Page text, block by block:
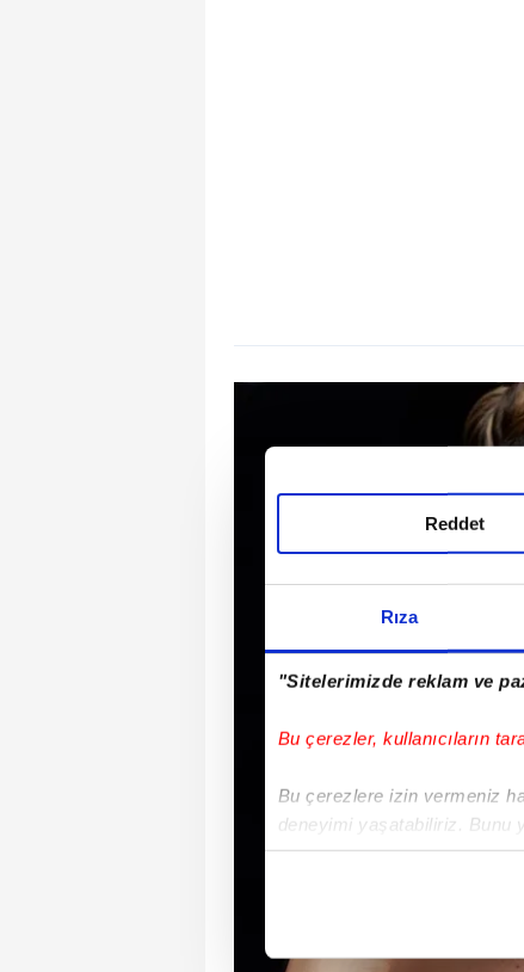
Rıza
"Sitelerimizde reklam ve
Bu çerezler, kullanıcıların
Bu çerezlere izin vermeniz
deneyimi yaşatabiliriz. Bunu
içerikleri sunabilmek adına
Reddet